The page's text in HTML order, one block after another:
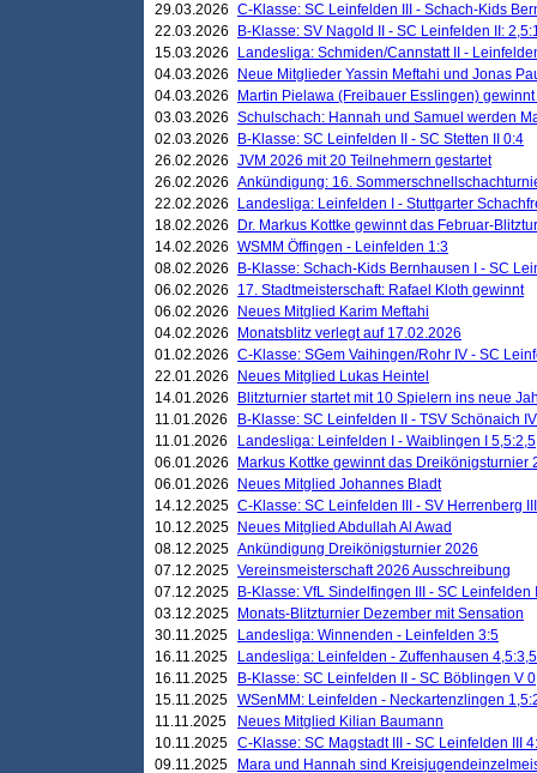
29.03.2026 C-Klasse: SC Leinfelden III - Schach-Kids
22.03.2026
B-Klasse: SV Nagold II - SC Leinfelden II:
15.03.2026
Landesliga: Schmiden/Cannstatt II -
04.03.2026
Neue Mitglieder Yassin Meftahi und Jonas
04.03.2026
Martin Pielawa (Freibauer Esslingen)
03.03.2026 Schulschach: Hannah und Samuel werden
02.03.2026
B-Klasse: SC Leinfelden II - SC Stetten II 0:4
26.02.2026 JVM 2026 mit 20 Teilnehmern gestartet
26.02.2026 Ankündigung: 16.
22.02.2026
Landesliga: Leinfelden I - Stuttgarter
18.02.2026
Dr. Markus Kottke gewinnt das Februar-
14.02.2026 WSMM Öffingen - Leinfelden 1:3
08.02.2026
B-Klasse: Schach-Kids Bernhausen I - SC
06.02.2026
17. Stadtmeisterschaft: Rafael Kloth gewinnt
06.02.2026
Neues Mitglied Karim Meftahi
04.02.2026
Monatsblitz verlegt auf 17.02.2026
01.02.2026 C-Klasse: SGem Vaihingen/Rohr IV - SC
22.01.2026
Neues Mitglied Lukas Heintel
14.01.2026
Blitzturnier startet mit 10 Spielern ins neue
11.01.2026
B-Klasse: SC Leinfelden II - TSV Schönaich
11.01.2026
Landesliga: Leinfelden I - Waiblingen I 5,5:2,5
06.01.2026
Markus Kottke gewinnt das Dreikönigsturnier
06.01.2026
Neues Mitglied Johannes Bladt
14.12.2025 C-Klasse: SC Leinfelden III - SV Herrenberg
10.12.2025
Neues Mitglied Abdullah Al Awad
08.12.2025 Ankündigung Dreikönigsturnier 2026
07.12.2025 Vereinsmeisterschaft 2026 Ausschreibung
07.12.2025
B-Klasse: VfL Sindelfingen III - SC Leinfelden
03.12.2025
Monats-Blitzturnier Dezember mit Sensation
30.11.2025
Landesliga: Winnenden - Leinfelden 3:5
16.11.2025
Landesliga: Leinfelden - Zuffenhausen 4,5:3,5
16.11.2025
B-Klasse: SC Leinfelden II - SC Böblingen V
15.11.2025 WSenMM: Leinfelden - Neckartenzlingen
11.11.2025
Neues Mitglied Kilian Baumann
10.11.2025 C-Klasse: SC Magstadt III - SC Leinfelden III
09.11.2025
Mara und Hannah sind